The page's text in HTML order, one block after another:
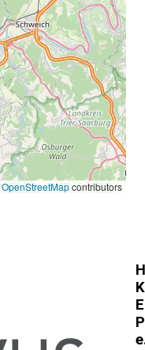
OpenStreetMapcontributors